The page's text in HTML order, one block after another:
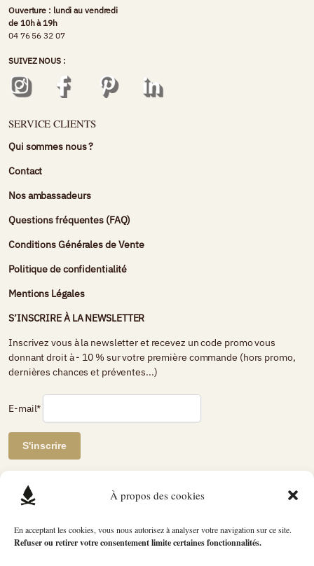
À propos des cookies
En acceptant les cookies, vous nous autorisez à analyser votre navigation sur ce site.
Refuser ou retirer votre consentement limite certaines fonctionnalités.
Ouverture : lundi au vendredi
de 10h à 19h
04 76 56 32 07
SUIVEZ NOUS :
SERVICE CLIENTS
Qui sommes nous ?
Contact
Nos ambassadeurs
Questions fréquentes (FAQ)
Conditions Générales de Vente
Politique de confidentialité
Mentions Légales
S’INSCRIRE À LA NEWSLETTER
Inscrivez vous à la newsletter et recevez un code promo vous
donnant droit à - 10 % sur votre première commande (hors promo,
dernières chances et préventes...)
E-mail*
Petit Bivouac
évaluation du produit 4.89 / 5 2739 avis